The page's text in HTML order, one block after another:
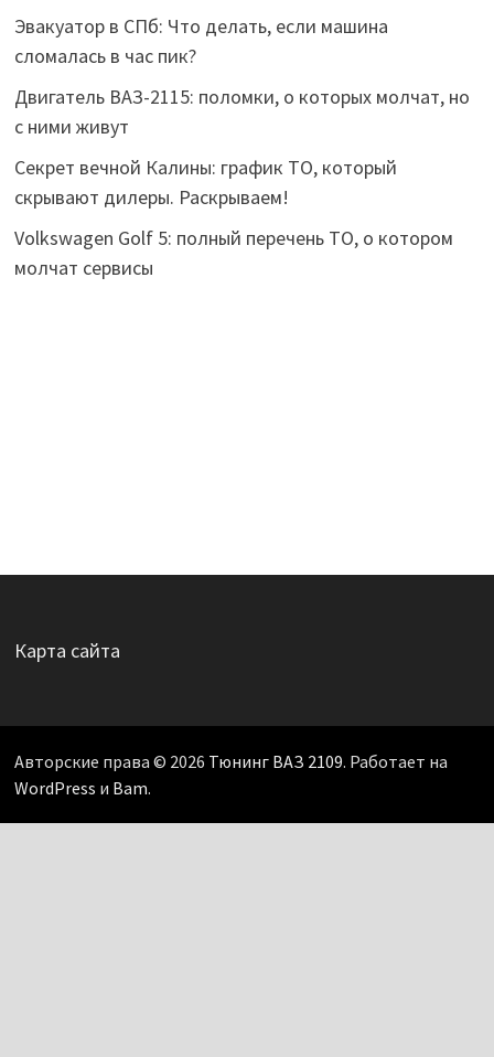
Эвакуатор в СПб: Что делать, если машина
сломалась в час пик?
Двигатель ВАЗ-2115: поломки, о которых молчат, но
с ними живут
Секрет вечной Калины: график ТО, который
скрывают дилеры. Раскрываем!
Volkswagen Golf 5: полный перечень ТО, о котором
молчат сервисы
Карта сайта
Авторские права © 2026 Тюнинг ВАЗ 2109. Работает на
WordPress и Bam.